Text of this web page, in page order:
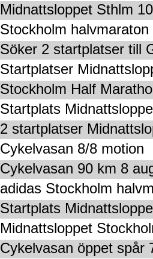
Midnattsloppet Sthlm
Stockholm halvmaraton
Söker 2 startplatser till
Startplatser
Stockholm Half
Startplats
2 startplatser
Cykelvasan 8/8 motion
Cykelvasan 90 km 8
adidas Stockholm
Startplats
Midnattsloppet
Cykelvasan öppet spår